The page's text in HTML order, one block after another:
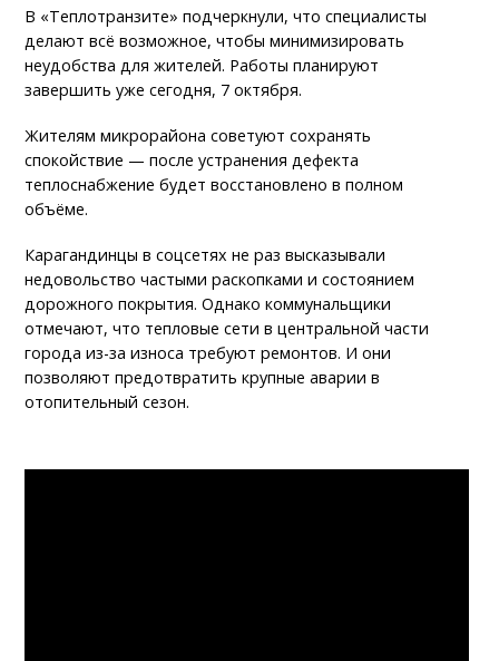
В «Теплотранзите» подчеркнули, что специалисты
делают всё возможное, чтобы минимизировать
неудобства для жителей. Работы планируют
завершить уже сегодня, 7 октября.
Жителям микрорайона советуют сохранять
спокойствие — после устранения дефекта
теплоснабжение будет восстановлено в полном
объёме.
Карагандинцы в соцсетях не раз высказывали
недовольство частыми раскопками и состоянием
дорожного покрытия. Однако коммунальщики
отмечают, что тепловые сети в центральной части
города из-за износа требуют ремонтов. И они
позволяют предотвратить крупные аварии в
отопительный сезон.